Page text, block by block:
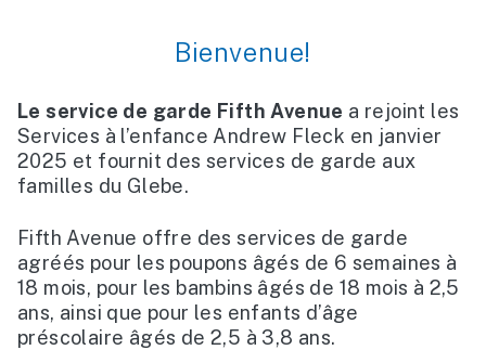
Bienvenue!
Le service de garde Fifth Avenue a rejoint les
Services à l’enfance Andrew Fleck en janvier
2025 et fournit des services de garde aux
familles du Glebe.
Fifth Avenue offre des services de garde
agréés pour les poupons âgés de 6 semaines à
18 mois, pour les bambins âgés de 18 mois à 2,5
ans, ainsi que pour les enfants d’âge
préscolaire âgés de 2,5 à 3,8 ans.